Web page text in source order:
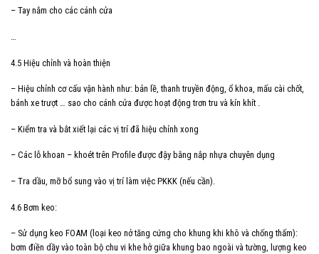
– Tay nắm cho các cánh cửa
4.5 Hiệu chỉnh và hoàn thiện
– Hiệu chỉnh cơ cấu vận hành như: bản lề, thanh truyền động, ổ khoa, mấu cài chốt,
bánh xe trượt … sao cho cánh cửa được hoạt động trơn tru và kín khít .
– Kiểm tra và bắt xiết lại các vị trí đã hiệu chỉnh xong
– Các lỗ khoan – khoét trên Profile được đậy bằng nắp nhựa chuyên dụng
– Tra dầu, mỡ bổ sung vào vị trí làm việc PKKK (nếu cần).
4.6 Bơm keo:
– Sử dụng keo FOAM (loại keo nở tăng cứng cho khung khi khô và chống thấm):
bơm điền dầy vào toàn bộ chu vi khe hở giữa khung bao ngoài và tường, lượng keo